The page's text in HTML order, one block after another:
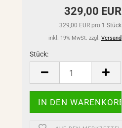
329,00 EUR
329,00 EUR pro 1 Stück
inkl. 19% MwSt. zzgl. Versand
Stück:
Stück